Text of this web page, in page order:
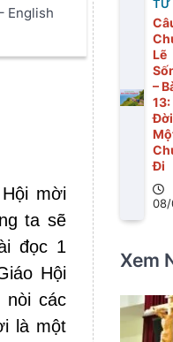
English
mời
ta sẽ
đọc 1
Hội
nòi các
là một
TƯ
Lẽ
–
13:
Ði
08/
Xem